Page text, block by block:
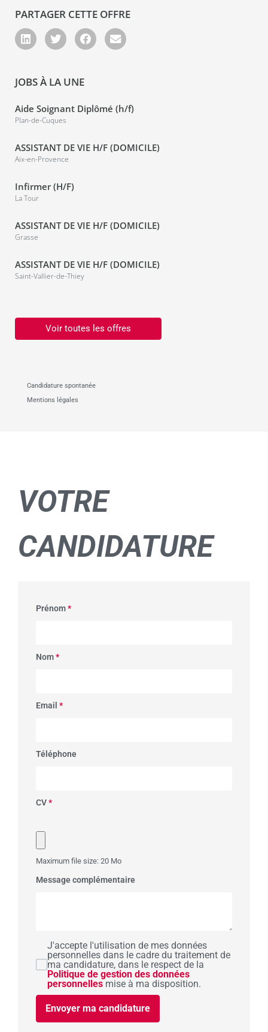
PARTAGER CETTE OFFRE
JOBS À LA UNE
Aide Soignant Diplômé (h/f)
Plan-de-Cuques
ASSISTANT DE VIE H/F (DOMICILE)
Aix-en-Provence
Infirmer (H/F)
La Tour
ASSISTANT DE VIE H/F (DOMICILE)
Grasse
ASSISTANT DE VIE H/F (DOMICILE)
Saint-Vallier-de-Thiey
Voir toutes les offres
Candidature spontanée
Mentions légales
VOTRE
CANDIDATURE
Prénom*
Nom*
Email *
Téléphone
CV*
Maximum file size: 20 Mo
Message complémentaire
J'accepte l'utilisation de mes données
personnelles dans le cadre du traitement de
ma candidature, dans le respect de la
Politique de gestion des données
personnelles mise à ma disposition.
Envoyer ma candidature